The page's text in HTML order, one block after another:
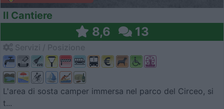
Il Cantiere
8,6 13
L'area di sosta camper immersa nel parco del Circeo, si
t...